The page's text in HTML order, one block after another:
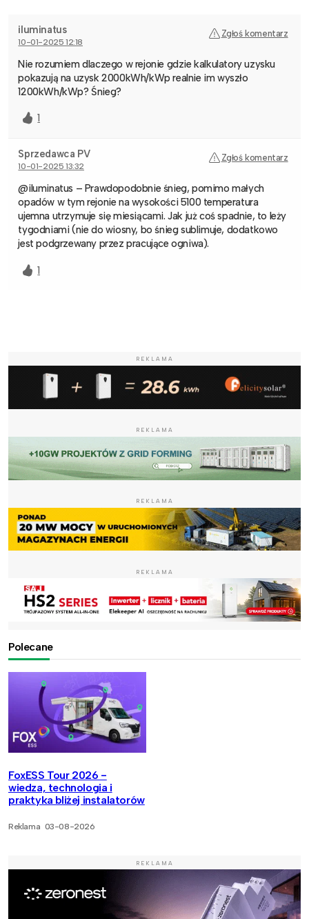
iluminatus
10-01-2025 12:18
Zgłoś komentarz
Nie rozumiem dlaczego w rejonie gdzie kalkulatory uzysku
pokazują na uzysk 2000kWh/kWp realnie im wyszło
1200kWh/kWp? Śnieg?
1
Sprzedawca PV
10-01-2025 13:32
Zgłoś komentarz
@iluminatus – Prawdopodobnie śnieg, pomimo małych
opadów w tym rejonie na wysokości 5100 temperatura
ujemna utrzymuje się miesiącami. Jak już coś spadnie, to leży
tygodniami (nie do wiosny, bo śnieg sublimuje, dodatkowo
jest podgrzewany przez pracujące ogniwa).
1
REKLAMA
REKLAMA
REKLAMA
REKLAMA
Polecane
FoxESS Tour 2026 -
wiedza, technologia i
praktyka bliżej instalatorów
Reklama 03-08-2026
REKLAMA